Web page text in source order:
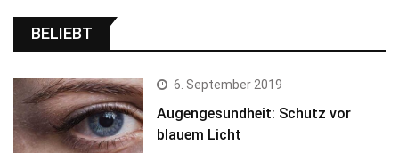
BELIEBT
6. September 2019
Augengesundheit: Schutz vor
blauem Licht